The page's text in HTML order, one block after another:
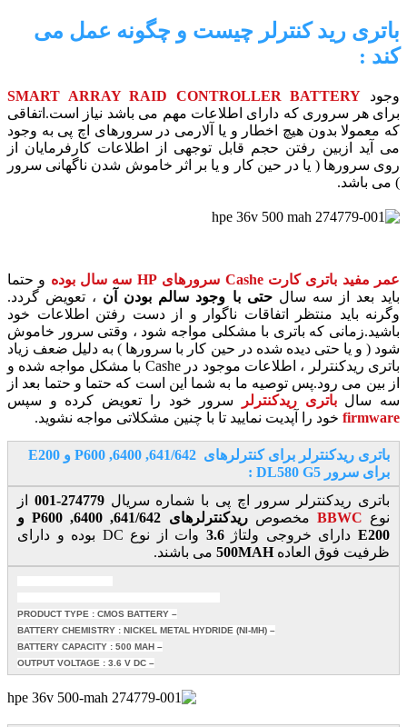
باتری رید کنترلر چیست و چگونه عمل می
کند :
وجود SMART ARRAY RAID CONTROLLER BATTERY
برای هر سروری که دارای اطلاعات مهم می باشد نیاز است.اتفاقی
که معمولا بدون هیچ اخطار و یا آلارمی در سرورهای اچ پی به وجود
می آید ازبین رفتن حجم قابل توجهی از اطلاعات کارفرمایان از
روی سرورها ( یا در حین کار و یا بر اثر خاموش شدن ناگهانی سرور
) می باشد.
عمر مفید باتری کارت Cashe سرورهای HP سه سال بوده
و حتما
باید بعد از سه سالحتی با وجود سالم بودن آن ، تعویض گردد.
وگرنه باید منتظر اتفاقات ناگوار و از دست رفتن اطلاعات خود
باشید.زمانی که باتری با مشکلی مواجه شود ، وقتی سرور خاموش
شود ( و یا حتی دیده شده در حین کار با سرورها ) به دلیل ضعف زیاد
باتری ریدکنترلر ، اطلاعات موجود در Cashe با مشکل مواجه شده و
از بین می رود.پس توصیه ما به شما این است که حتما و حتما بعد از
سه سالباتری ریدکنترلر
سرور خود را تعویض کرده و سپس
firmware خود را آپدیت نمایید تا با چنین مشکلاتی مواجه نشوید.
باتری ریدکنترلر برای کنترلرهای 641/642, 6400, P600 و E200
برای سرور DL580 G5 :
باتری ریدکنترلر سرور اچ پی با شماره سریال 274779-001
از
نوع BBWC مخصوص
ریدکنترلرهای 641/642, 6400, P600 و
E200دارای خروجی ولتاژ3.6
وات از نوع DC بوده و دارای
ظرفیت فوق العاده500MAH می باشند.
– PRODUCT TYPE : CMOS BATTERY
– BATTERY CHEMISTRY : NICKEL METAL HYDRIDE (NI-MH)
– BATTERY CAPACITY : 500 MAH
– OUTPUT VOLTAGE : 3.6 V DC